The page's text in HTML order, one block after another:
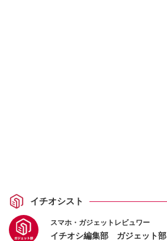
イチオシスト
スマホ・ガジェットレビュワー
イチオシ編集部 ガジェット部